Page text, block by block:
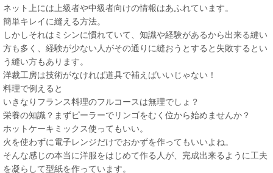
ネット上には上級者や中級者向けの情報はあふれています。
簡単キレイに縫える方法。
しかしそれはミシンに慣れていて、知識や経験があるから出来る縫い
方も多く、経験が少ない人がその通りに縫おうとすると失敗するとい
う縫い方もあります。
洋裁工房は技術がなければ道具で補えばいいじゃない！
料理で例えると
いきなりフランス料理のフルコースは無理でしょ？
栄養の知識？まずピーラーでリンゴをむく位から始めませんか？
ホットケーキミックス使ってもいい。
火を使わずに電子レンジだけでおかずを作ってもいいよね。
そんな感じの本当に洋服をはじめて作る人が、完成出来るように工夫
を凝らして型紙を作っています。